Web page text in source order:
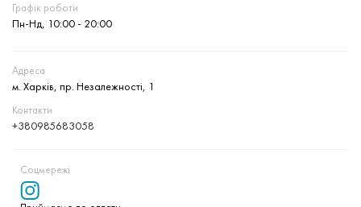
Графік роботи
Пн-Нд, 10:00 - 20:00
Адреса
м. Харків, пр. Незалежності, 1
Контакти
+380985683058
Соцмережі